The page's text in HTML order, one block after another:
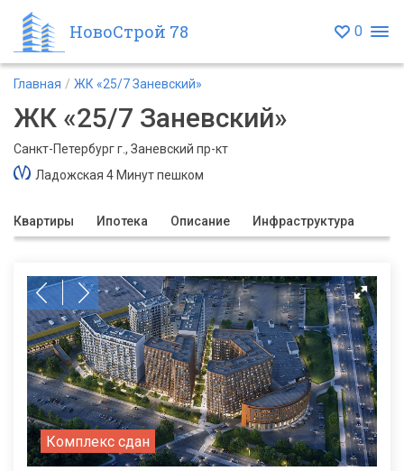
НовоСтрой 78 0
Главная ЖК «25/7 Заневский»
ЖК «25/7 Заневский»
Санкт-Петербург г., Заневский пр-кт
Ладожская 4 Минут пешком
Квартиры Ипотека Описание Инфраструктура
Комплекс сдан